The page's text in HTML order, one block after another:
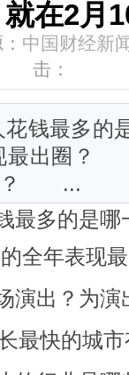
在2月
中国财经新
击：
钱最多
最出圈？
？ ...
多的是哪
全年表现最
出？为演
快的城市